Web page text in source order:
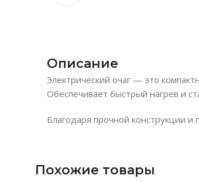
Описание
Электрический очаг — это
Обеспечивает быстрый нагрев и
Благодаря прочной конструкции и
Похожие товары